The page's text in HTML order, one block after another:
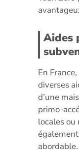
Aides
En
diverses
d’une
primo-
locales
abordable.